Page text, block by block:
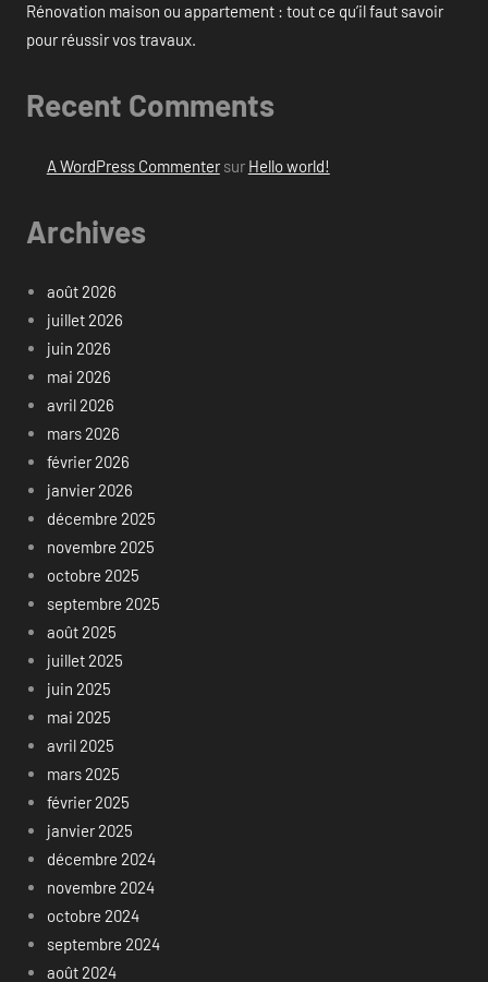
Rénovation maison ou appartement : tout ce qu’il faut savoir
pour réussir vos travaux.
Recent Comments
A WordPress Commentersur Hello world!
Archives
août 2026
juillet 2026
juin 2026
mai 2026
avril 2026
mars 2026
février 2026
janvier 2026
décembre 2025
novembre 2025
octobre 2025
septembre 2025
août 2025
juillet 2025
juin 2025
mai 2025
avril 2025
mars 2025
février 2025
janvier 2025
décembre 2024
novembre 2024
octobre 2024
septembre 2024
août 2024